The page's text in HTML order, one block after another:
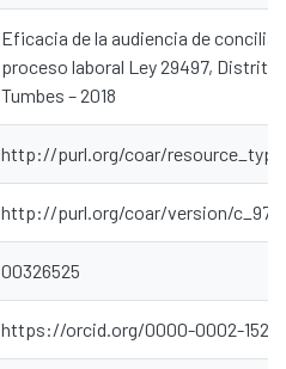
Eficacia de la audiencia de
proceso laboral Ley 29497, Distrito
Tumbes – 2018
http://purl.org/coar/
http://purl.org/coar/version/
00326525
https://orcid.org/0000-0002-1529-